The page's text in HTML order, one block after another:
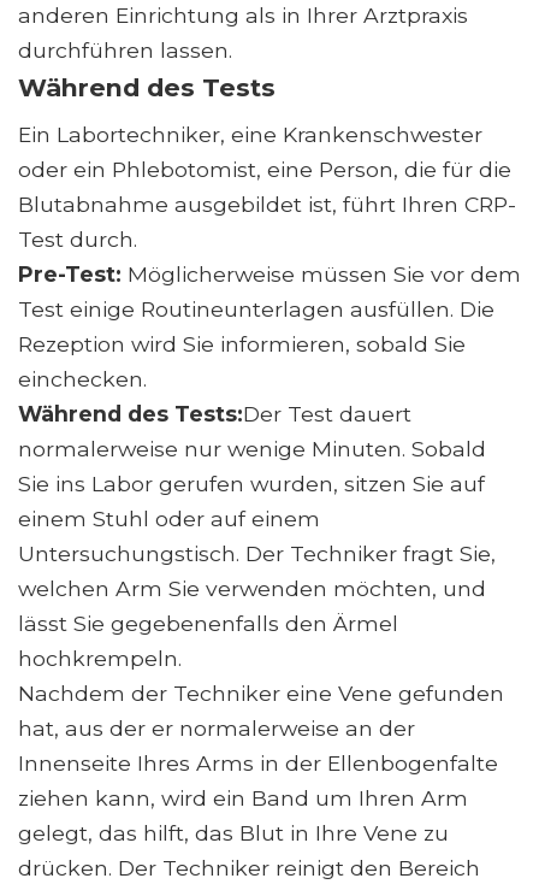
anderen Einrichtung als in Ihrer Arztpraxis
durchführen lassen.
Während des Tests
Ein Labortechniker, eine Krankenschwester
oder ein Phlebotomist, eine Person, die für die
Blutabnahme ausgebildet ist, führt Ihren CRP-
Test durch.
Pre-Test: Möglicherweise müssen Sie vor dem
Test einige Routineunterlagen ausfüllen. Die
Rezeption wird Sie informieren, sobald Sie
einchecken.
Während des Tests:Der Test dauert
normalerweise nur wenige Minuten. Sobald
Sie ins Labor gerufen wurden, sitzen Sie auf
einem Stuhl oder auf einem
Untersuchungstisch. Der Techniker fragt Sie,
welchen Arm Sie verwenden möchten, und
lässt Sie gegebenenfalls den Ärmel
hochkrempeln.
Nachdem der Techniker eine Vene gefunden
hat, aus der er normalerweise an der
Innenseite Ihres Arms in der Ellenbogenfalte
ziehen kann, wird ein Band um Ihren Arm
gelegt, das hilft, das Blut in Ihre Vene zu
drücken. Der Techniker reinigt den Bereich